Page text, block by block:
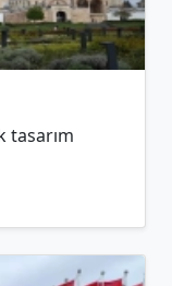
tasarım